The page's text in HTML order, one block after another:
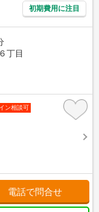
初期費用に注目
丁目
ン相談可
電話で問合せ